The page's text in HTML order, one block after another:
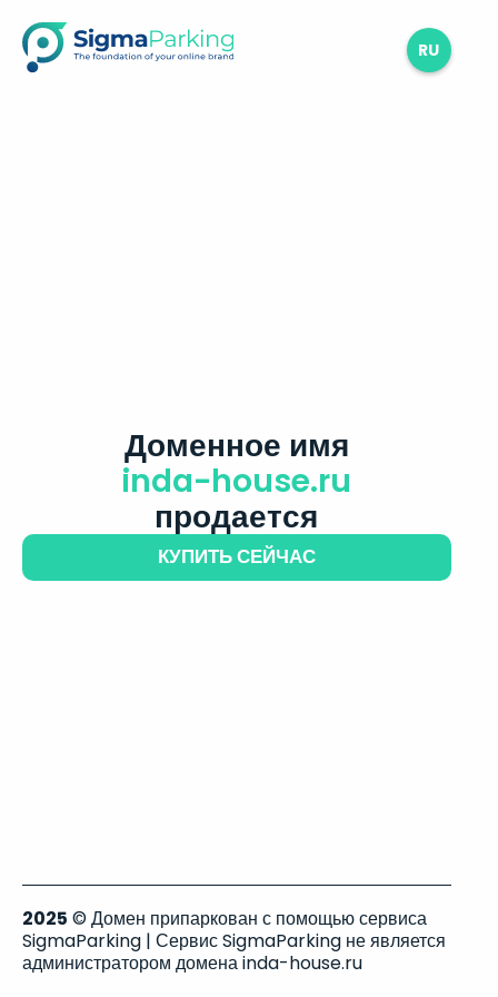
RU
Доменное имя
inda-house.ru
продается
КУПИТЬ СЕЙЧАС
2025 © Домен припаркован с помощью сервиса
SigmaParking | Сервис SigmaParking не является
администратором домена inda-house.ru